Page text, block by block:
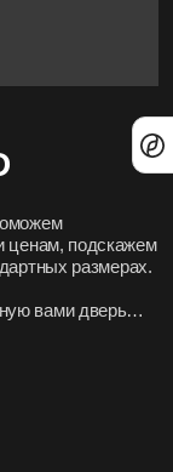
размерах.
вами дверь
фото.